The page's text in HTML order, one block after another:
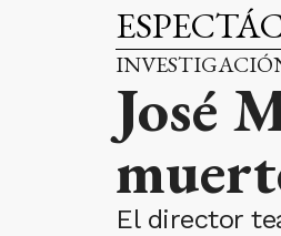
José
El director